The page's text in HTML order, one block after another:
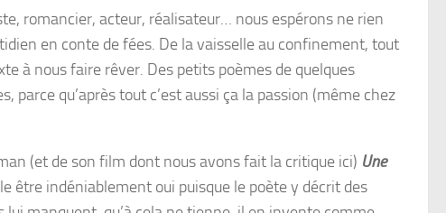
romancier, acteur, réalisateur… nous espérons ne rien
en conte de fées. De la vaisselle au confinement, tout
à nous faire rêver. Des petits poèmes de quelques
parce qu’après tout c’est aussi ça la passion (même chez
(et de son film dont nous avons fait la critique ici) Une
être indéniablement oui puisque le poète y décrit des